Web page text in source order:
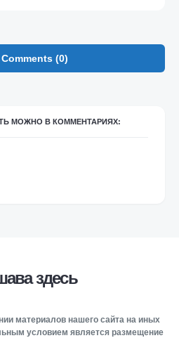
(0)
МОЖНО В КОММЕНТАРИЯХ:
здесь
материалов нашего сайта на иных
условием является размещение